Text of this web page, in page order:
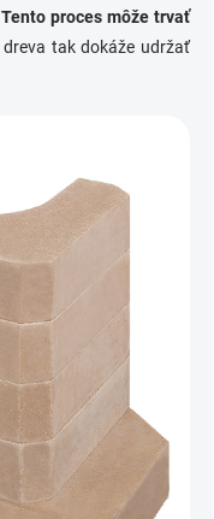
Tento proces môže trvať
tak dokáže udržať